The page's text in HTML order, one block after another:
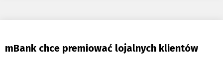
mBank chce premiować lojalnych klientów